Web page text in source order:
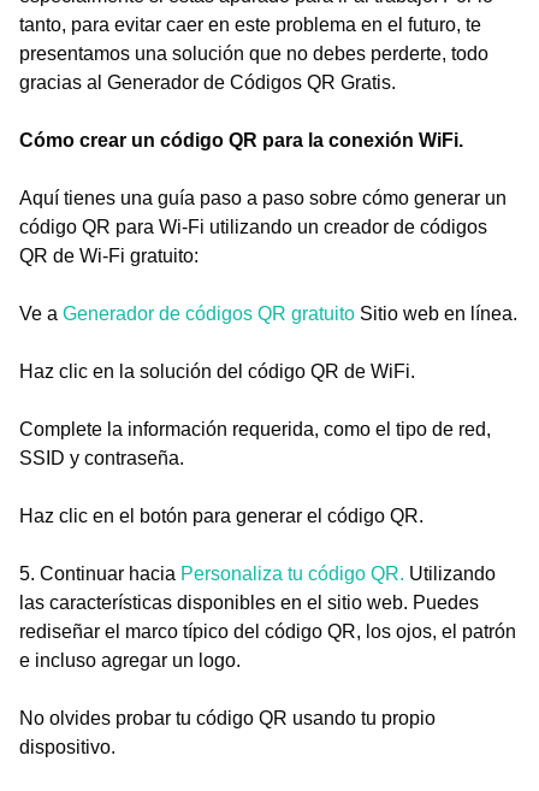
tanto, para evitar caer en este problema en el futuro, te
presentamos una solución que no debes perderte, todo
gracias al Generador de Códigos QR Gratis.
Cómo crear un código QR para la conexión WiFi.
Aquí tienes una guía paso a paso sobre cómo generar un
código QR para Wi-Fi utilizando un creador de códigos
QR de Wi-Fi gratuito:
Ve a Generador de códigos QR gratuito Sitio web en línea.
Haz clic en la solución del código QR de WiFi.
Complete la información requerida, como el tipo de red,
SSID y contraseña.
Haz clic en el botón para generar el código QR.
5. Continuar hacia Personaliza tu código QR. Utilizando
las características disponibles en el sitio web. Puedes
rediseñar el marco típico del código QR, los ojos, el patrón
e incluso agregar un logo.
No olvides probar tu código QR usando tu propio
dispositivo.